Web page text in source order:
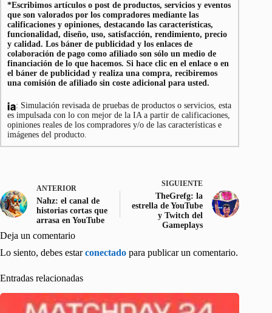
*Escribimos artículos o post de productos, servicios y eventos
que son valorados por los compradores mediante las
calificaciones y opiniones, destacando las características,
funcionalidad, diseño, uso, satisfacción, rendimiento, precio
y calidad. Los báner de publicidad y los enlaces de
colaboración de pago como afiliado son sólo un medio de
financiación de lo que hacemos. Si hace clic en el enlace o en
el báner de publicidad y realiza una compra, recibiremos
una comisión de afiliado sin coste adicional para usted.
: Simulación revisada de pruebas de productos o servicios, esta
es impulsada con lo con mejor de la IA a partir de calificaciones,
opiniones reales de los compradores y/o de las características e
imágenes del producto.
ANTERIOR
Nahz: el canal de
historias cortas que
arrasa en YouTube
SIGUIENTE
TheGrefg: la
estrella de YouTube
y Twitch del
Gameplays
Deja un comentario
Lo siento, debes estarconectado para publicar un comentario.
Entradas relacionadas